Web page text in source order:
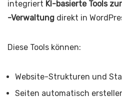
integriert KI-basierte Tools
-Verwaltung direkt in
Diese Tools können:
Website-Strukturen und
Seiten automatisch